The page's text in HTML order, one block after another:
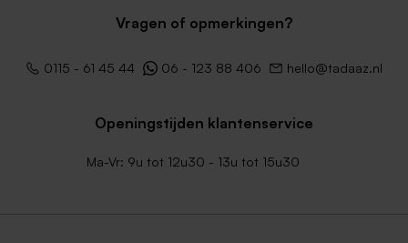
Lichtroze envelop Felblauwe envelop
Vragen of opmerkingen?
0115 - 61 45 44 06 - 123 88 406 hello@tadaaz.nl
Openingstijden klantenservice
Ma-Vr: 9u tot 12u30 - 13u tot 15u30